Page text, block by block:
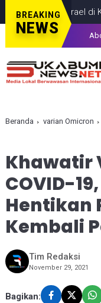
BREAKING
NEWS
Israel di Kota
Beranda varian Omicron
Khawatir
COVID-
Hentikan
Kembali
Tim Redaksi
November 29, 2021
Bagikan: